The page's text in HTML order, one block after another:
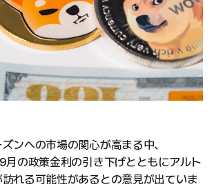
ンへの市場の関心が高まる中、
月の政策金利の引き下げとともにアルト
れる可能性があるとの意見が出ていま